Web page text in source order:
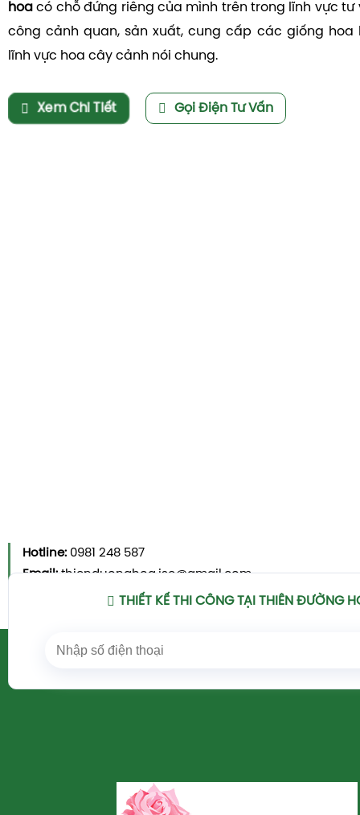
hoa có chỗ đứng riêng của mình trên trong lĩnh vực tư
công cảnh quan, sản xuất, cung cấp các giống hoa
lĩnh vực hoa cây cảnh nói chung.
Xem Chi Tiết Gọi Điện Tư Vấn
Hotline: 0981 248 587
Email:thienduonghoa.jsc@gmail.com
THIẾT KẾ THI CÔNG TẠI THIÊN ĐƯỜNG